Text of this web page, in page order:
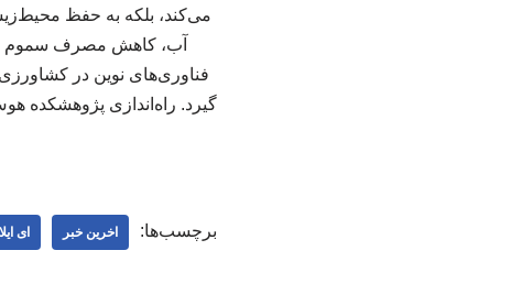
می‌کند، بلکه به حفظ
آب، کاهش مصرف سموم و
فناوری‌های نوین در
گیرد. راه‌اندازی پژوهشکده
برچسب‌ها: اخرین خبر ای